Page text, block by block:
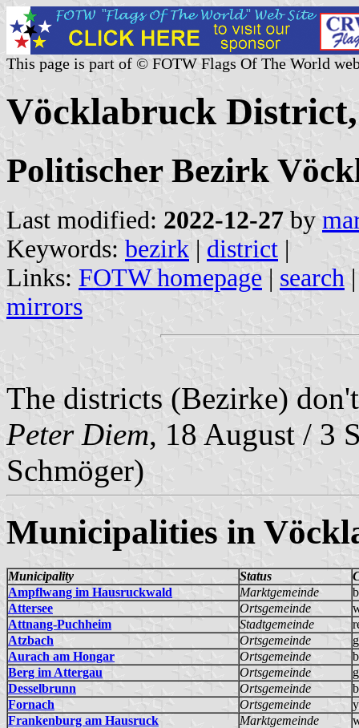
This page is part of © FOTW Flags Of The World
Vöcklabruck
Politischer Bezirk
Last modified: 2022-12-27 by
Keywords: bezirk | district |
Links: FOTW homepage | search
mirrors
The districts (Bezirke)
Peter Diem, 18 August / 3
Schmöger)
Municipalities in
Municipality Status
Ampflwang im Hausruckwald
Marktgemeinde
Attersee
Ortsgemeinde
Attnang-Puchheim
Stadtgemeinde
Atzbach
Ortsgemeinde
Aurach am Hongar
Ortsgemeinde
Berg im Attergau
Ortsgemeinde
Desselbrunn
Ortsgemeinde
Fornach
Ortsgemeinde
Frankenburg am Hausruck
Marktgemeinde